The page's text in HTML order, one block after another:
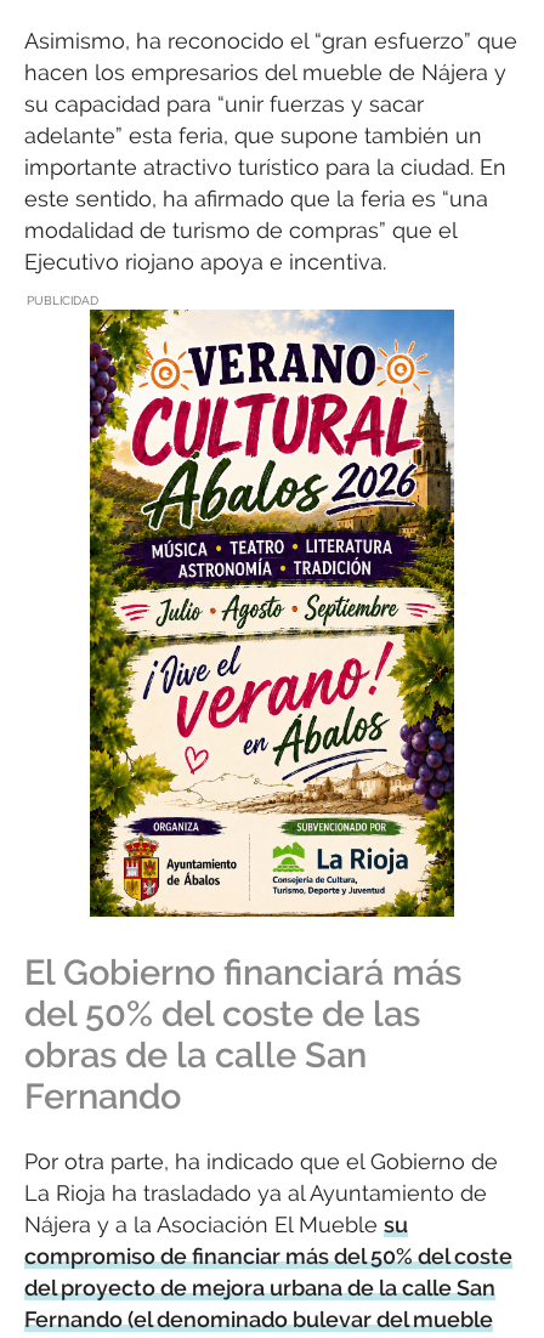
Asimismo, ha reconocido el “gran esfuerzo” que
hacen los empresarios del mueble de Nájera y
su capacidad para “unir fuerzas y sacar
adelante” esta feria, que supone también un
importante atractivo turístico para la ciudad. En
este sentido, ha afirmado que la feria es “una
modalidad de turismo de compras” que el
Ejecutivo riojano apoya e incentiva.
PUBLICIDAD
El Gobierno financiará más
del 50% del coste de las
obras de la calle San
Fernando
Por otra parte, ha indicado que el Gobierno de
La Rioja ha trasladado ya al Ayuntamiento de
Nájera y a la Asociación El Mueble su
compromiso de financiar más del 50% del coste
del proyecto de mejora urbana de la calle San
Fernando (el denominado bulevar del mueble